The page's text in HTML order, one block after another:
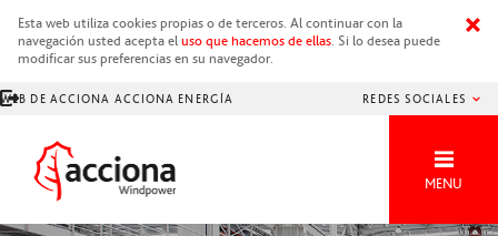
Esta web utiliza cookies propias o de terceros. Al continuar con la
navegación usted acepta el uso que hacemos de ellas. Si lo desea puede
modificar sus preferencias en su navegador.
WEB DE ACCIONA ACCIONA ENERGÍA REDES SOCIALES
MENU